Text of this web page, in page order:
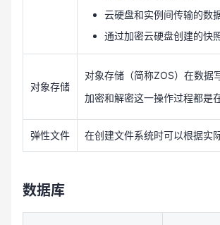
云硬盘和实例间传输的数
通过加密云硬盘创建的快
对象存储
对象存储（简称ZOS）在数据
加密和解密这一操作过程都是
弹性文件 在创建文件系统时可以根据实
数据库